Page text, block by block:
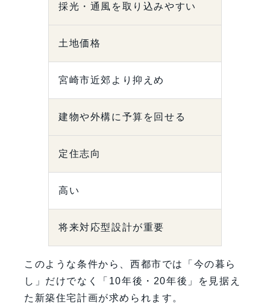
採光・通風を取り込みやすい
土地価格
宮崎市近郊より抑えめ
建物や外構に予算を回せる
定住志向
高い
将来対応型設計が重要
このような条件から、西都市では「今の暮ら
し」だけでなく「10年後・20年後」を見据え
た新築住宅計画が求められます。